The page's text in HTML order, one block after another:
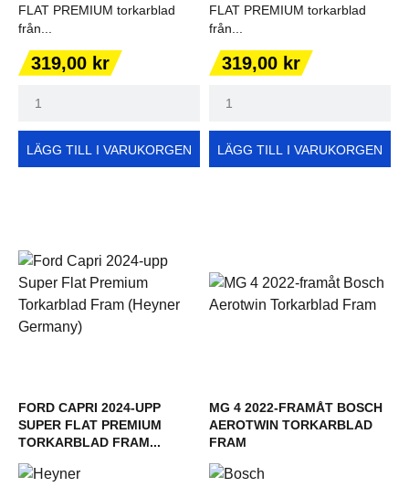
FLAT PREMIUM torkarblad
från...
Pris
319,00 kr
LÄGG TILL I VARUKORGEN
FLAT PREMIUM torkarblad
från...
Pris
319,00 kr
LÄGG TILL I VARUKORGEN
FORD CAPRI 2024-UPP
SUPER FLAT PREMIUM
TORKARBLAD FRAM...
MG 4 2022-FRAMÅT BOSCH
AEROTWIN TORKARBLAD
FRAM